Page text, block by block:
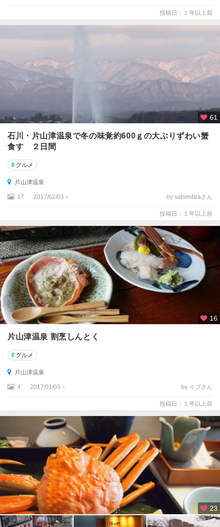
投稿日：１年以上前
61
石川・片山津温泉で冬の味覚約600ｇの大ぶりずわい蟹
食す ２日間
# グルメ
片山津温泉
17 2017/02/03～ by satom4traさん
投稿日：１年以上前
16
片山津温泉 割烹しんとく
# グルメ
片山津温泉
4 2017/01/03～ by イブさん
投稿日：１年以上前
23